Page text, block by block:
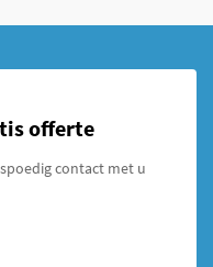
offerte
contact met u